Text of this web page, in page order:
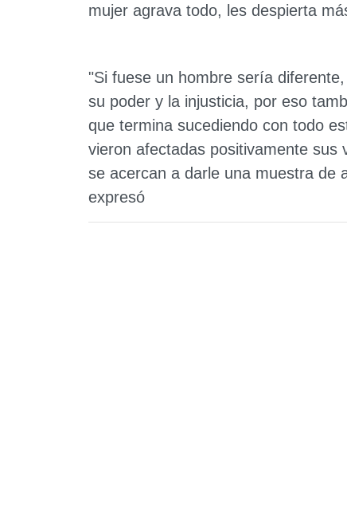
mujer agrava todo, les despierta
"Si fuese un hombre sería
su poder y la injusticia, por eso
que termina sucediendo con todo
vieron afectadas positivamente sus
se acercan a darle una muestra de
expresó